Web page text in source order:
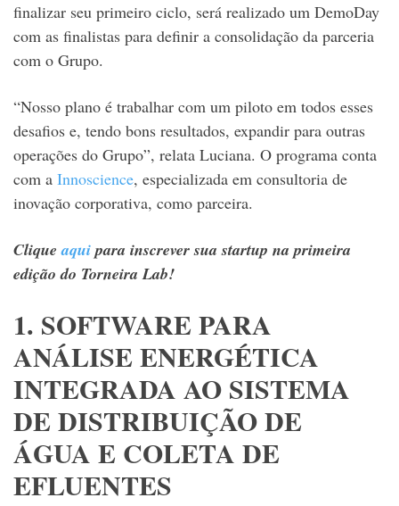
finalizar seu primeiro ciclo, será realizado um DemoDay
com as finalistas para definir a consolidação da parceria
com o Grupo.
“Nosso plano é trabalhar com um piloto em todos esses
desafios e, tendo bons resultados, expandir para outras
operações do Grupo”, relata Luciana. O programa conta
com a Innoscience, especializada em consultoria de
inovação corporativa, como parceira.
Cliqueaquipara inscrever sua startup na primeira
edição do Torneira Lab!
1. SOFTWARE PARA
ANÁLISE ENERGÉTICA
INTEGRADA AO SISTEMA
DE DISTRIBUIÇÃO DE
ÁGUA E COLETA DE
EFLUENTES